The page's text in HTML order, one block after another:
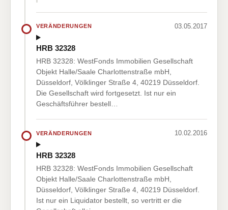
VERÄNDERUNGEN 03.05.2017
HRB 32328
HRB 32328: WestFonds Immobilien Gesellschaft
Objekt Halle/Saale Charlottenstraße mbH,
Düsseldorf, Völklinger Straße 4, 40219 Düsseldorf.
Die Gesellschaft wird fortgesetzt. Ist nur ein
Geschäftsführer bestell…
VERÄNDERUNGEN 10.02.2016
HRB 32328
HRB 32328: WestFonds Immobilien Gesellschaft
Objekt Halle/Saale Charlottenstraße mbH,
Düsseldorf, Völklinger Straße 4, 40219 Düsseldorf.
Ist nur ein Liquidator bestellt, so vertritt er die